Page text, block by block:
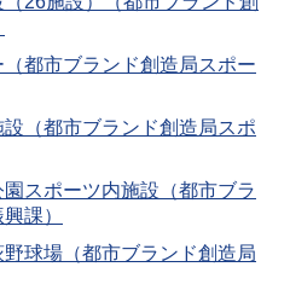
都市ブランド創造局スポー
（都市ブランド創造局スポ
スポーツ内施設（都市ブラ
課）
球場（都市ブランド創造局